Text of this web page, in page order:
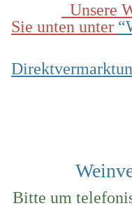
Unsere
Sie unten unter
Bitte um